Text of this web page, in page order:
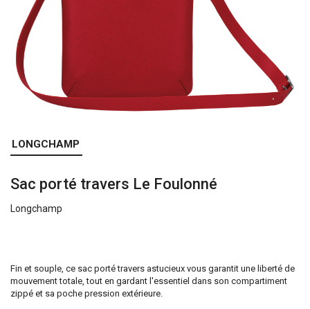
Skip
to
beginning
the
LONGCHAMP
Sac porté travers Le Foulonné
Longchamp
Fin et souple, ce sac porté travers astucieux vous garantit une liberté de
mouvement totale, tout en gardant l'essentiel dans son compartiment
zippé et sa poche pression extérieure.